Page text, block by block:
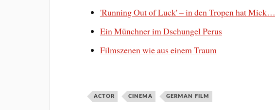
'Running Out of Luck' – in den Tropen hat Mick…
Ein Münchner im Dschungel Perus
Filmszenen wie aus einem Traum
ACTOR CINEMA GERMAN FILM